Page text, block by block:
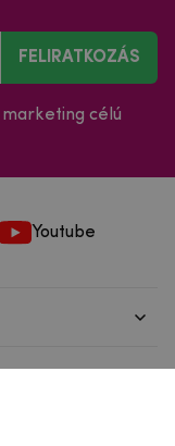
FELIRATKOZÁS
marketing célú
Youtube